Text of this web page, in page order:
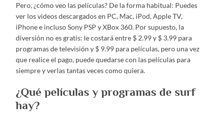
Pero, ¿cómo veo las películas? De la forma habitual: Puedes
ver los videos descargados en PC, Mac, iPod, Apple TV,
iPhone e incluso Sony PSP y XBox 360. Por supuesto, la
diversión no es gratis: le costará entre $ 2.99 y $ 3.99 para
programas de televisión y $ 9.99 para películas, pero una vez
que realice el pago, puede quedarse con las películas para
siempre y verlas tantas veces como quiera.
¿Qué películas y programas de surf
hay?